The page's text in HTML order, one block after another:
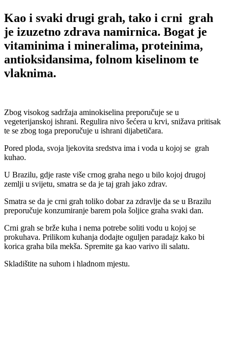
Kao i svaki drugi grah, tako i crni grah
je izuzetno zdrava namirnica. Bogat je
vitaminima i mineralima, proteinima,
antioksidansima, folnom kiselinom te
vlaknima.
Zbog visokog sadržaja aminokiselina preporučuje se u
vegeterijanskoj ishrani. Regulira nivo šećera u krvi, snižava pritisak
te se zbog toga preporučuje u ishrani dijabetičara.
Pored ploda, svoja ljekovita sredstva ima i voda u kojoj se grah
kuhao.
U Brazilu, gdje raste više crnog graha nego u bilo kojoj drugoj
zemlji u svijetu, smatra se da je taj grah jako zdrav.
Smatra se da je crni grah toliko dobar za zdravlje da se u Brazilu
preporučuje konzumiranje barem pola šoljice graha svaki dan.
Crni grah se brže kuha i nema potrebe soliti vodu u kojoj se
prokuhava. Prilikom kuhanja dodajte oguljen paradajz kako bi
korica graha bila mekša. Spremite ga kao varivo ili salatu.
Skladištite na suhom i hladnom mjestu.